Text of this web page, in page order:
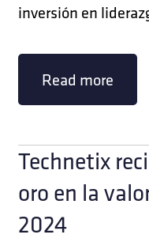
inversión en
Read more
Technetix
oro en la
2024